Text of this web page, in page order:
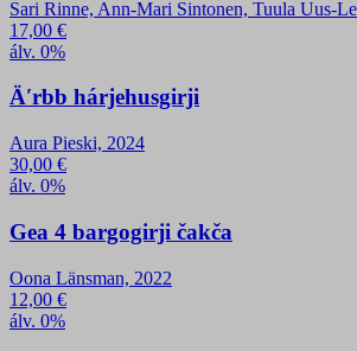
Sari Rinne, Ann-Mari Sintonen, Tuula Uus-
17,00 €
álv. 0%
Äʹrbb hárjehusgirji
Aura Pieski, 2024
30,00 €
álv. 0%
Gea 4 bargogirji čakča
Oona Länsman, 2022
12,00 €
álv. 0%